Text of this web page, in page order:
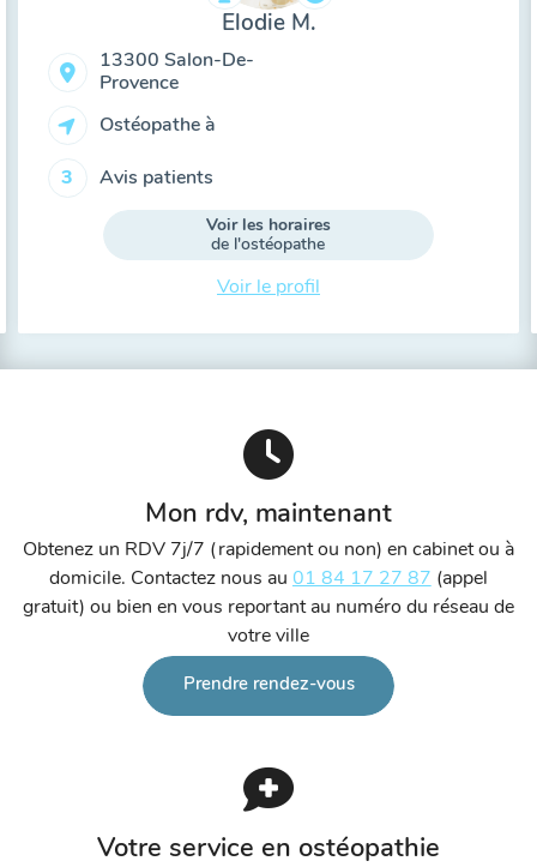
Elodie M.
13300 Salon-De-
Provence
Ostéopathe à
3 Avis patients
Voir les horaires
de l'ostéopathe
Voir le profil
Mon rdv, maintenant
Obtenez un RDV 7j/7 (rapidement ou non) en cabinet ou à
domicile. Contactez nous au 01 84 17 27 87 (appel
gratuit) ou bien en vous reportant au numéro du réseau de
votre ville
Prendre rendez-vous
Votre service en ostéopathie